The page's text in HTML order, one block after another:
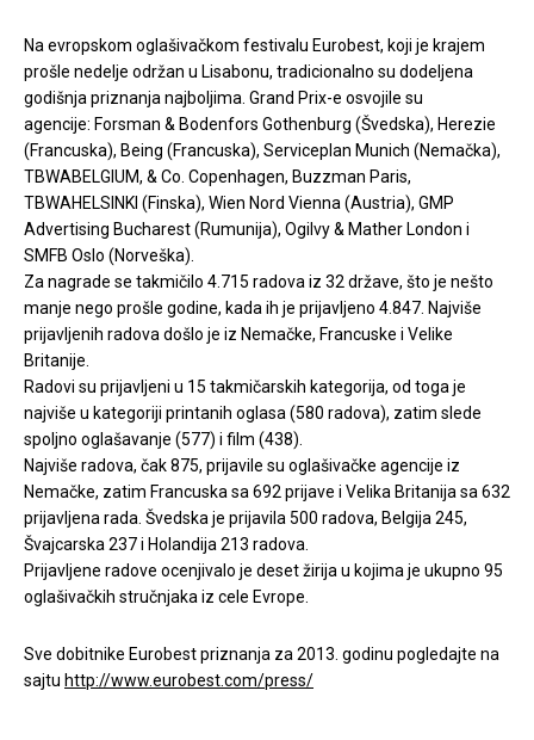
Na evropskom oglašivačkom festivalu Eurobest, koji je krajem
prošle nedelje održan u Lisabonu, tradicionalno su dodeljena
godišnja priznanja najboljima. Grand Prix-e osvojile su
agencije: Forsman & Bodenfors Gothenburg (Švedska), Herezie
(Francuska), Being (Francuska), Serviceplan Munich (Nemačka),
TBWABELGIUM, & Co. Copenhagen, Buzzman Paris,
TBWAHELSINKI (Finska), Wien Nord Vienna (Austria), GMP
Advertising Bucharest (Rumunija), Ogilvy & Mather London i
SMFB Oslo (Norveška).
Za nagrade se takmičilo 4.715 radova iz 32 države, što je nešto
manje nego prošle godine, kada ih je prijavljeno 4.847. Najviše
prijavljenih radova došlo je iz Nemačke, Francuske i Velike
Britanije.
Radovi su prijavljeni u 15 takmičarskih kategorija, od toga je
najviše u kategoriji printanih oglasa (580 radova), zatim slede
spoljno oglašavanje (577) i film (438).
Najviše radova, čak 875, prijavile su oglašivačke agencije iz
Nemačke, zatim Francuska sa 692 prijave i Velika Britanija sa 632
prijavljena rada. Švedska je prijavila 500 radova, Belgija 245,
Švajcarska 237 i Holandija 213 radova.
Prijavljene radove ocenjivalo je deset žirija u kojima je ukupno 95
oglašivačkih stručnjaka iz cele Evrope.
Sve dobitnike Eurobest priznanja za 2013. godinu pogledajte na
sajtu http://www.eurobest.com/press/